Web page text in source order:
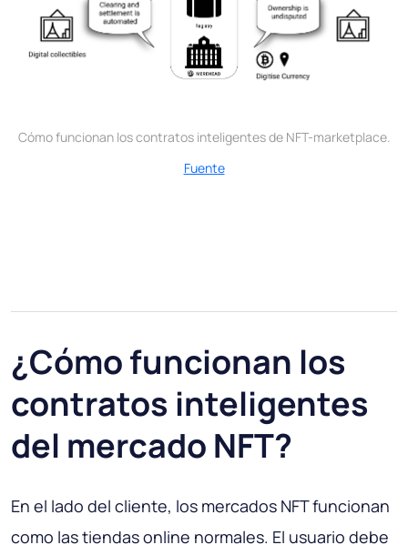
Cómo funcionan los contratos inteligentes de NFT-marketplace.
Fuente
¿Cómo funcionan los
contratos inteligentes
del mercado NFT?
En el lado del cliente, los mercados NFT funcionan
como las tiendas online normales. El usuario debe